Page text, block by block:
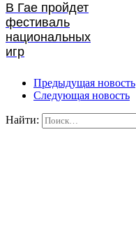
В Гае пройдет
фестиваль
национальных
игр
Предыдущая новость
Следующая новость
Найти: